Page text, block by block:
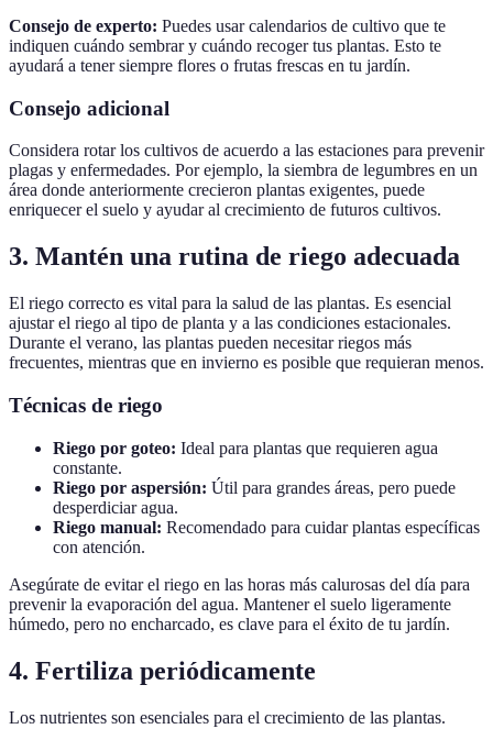
Consejo de experto: Puedes usar calendarios de cultivo que te
indiquen cuándo sembrar y cuándo recoger tus plantas. Esto te
ayudará a tener siempre flores o frutas frescas en tu jardín.
Consejo adicional
Considera rotar los cultivos de acuerdo a las estaciones para prevenir
plagas y enfermedades. Por ejemplo, la siembra de legumbres en un
área donde anteriormente crecieron plantas exigentes, puede
enriquecer el suelo y ayudar al crecimiento de futuros cultivos.
3. Mantén una rutina de riego adecuada
El riego correcto es vital para la salud de las plantas. Es esencial
ajustar el riego al tipo de planta y a las condiciones estacionales.
Durante el verano, las plantas pueden necesitar riegos más
frecuentes, mientras que en invierno es posible que requieran menos.
Técnicas de riego
Riego por goteo: Ideal para plantas que requieren agua
constante.
Riego por aspersión: Útil para grandes áreas, pero puede
desperdiciar agua.
Riego manual: Recomendado para cuidar plantas específicas
con atención.
Asegúrate de evitar el riego en las horas más calurosas del día para
prevenir la evaporación del agua. Mantener el suelo ligeramente
húmedo, pero no encharcado, es clave para el éxito de tu jardín.
4. Fertiliza periódicamente
Los nutrientes son esenciales para el crecimiento de las plantas.